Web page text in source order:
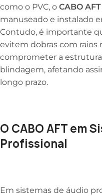
como o PVC, o CABO AFT
manuseado e instalado
Contudo, é importante
evitem dobras com
comprometer a
blindagem, afetando
longo prazo.
O CABO AFT em
Profissional
Em sistemas de áudio